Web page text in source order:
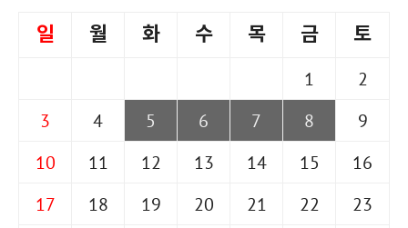
일 월 화 수 목 금 토
1
2
3
4 5 6 7 8
9
10
11 12 13 14 15
16
17
18 19 20 21 22
23